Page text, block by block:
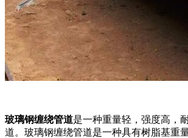
玻璃钢缠绕管道是一种重量轻，强度高，
道。玻璃钢缠绕管道是一种具有树脂基重